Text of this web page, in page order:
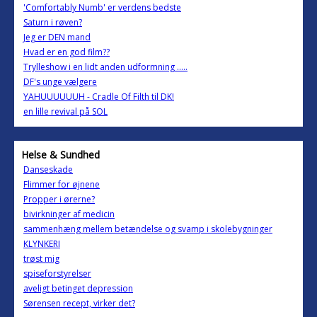
'Comfortably Numb' er verdens bedste
Saturn i røven?
Jeg er DEN mand
Hvad er en god film??
Trylleshow i en lidt anden udformning …..
DF's unge vælgere
YAHUUUUUUH - Cradle Of Filth til DK!
en lille revival på SOL
Helse & Sundhed
Danseskade
Flimmer for øjnene
Propper i ørerne?
bivirkninger af medicin
sammenhæng mellem betændelse og svamp i skolebygninger
KLYNKERI
trøst mig
spiseforstyrelser
aveligt betinget depression
Sørensen recept, virker det?